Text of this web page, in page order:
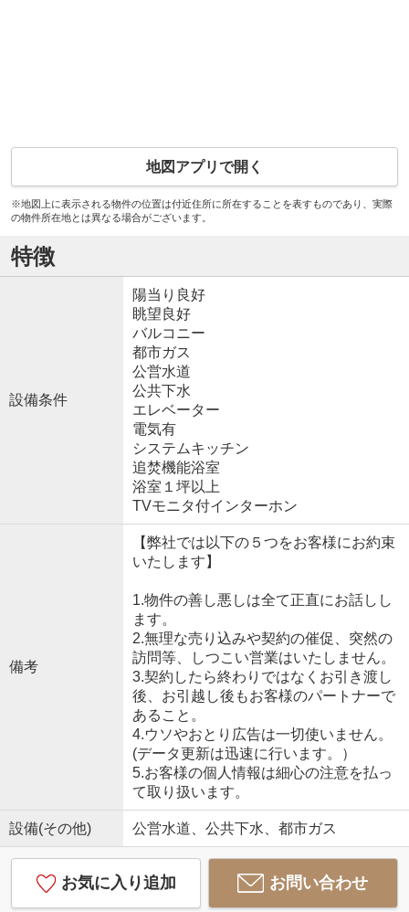
地図アプリで開く
※地図上に表示される物件の位置は付近住所に所在することを表すものであり、実際
の物件所在地とは異なる場合がございます。
特徴
設備条件
陽当り良好
眺望良好
バルコニー
都市ガス
公営水道
公共下水
エレベーター
電気有
システムキッチン
追焚機能浴室
浴室１坪以上
TVモニタ付インターホン
備考
【弊社では以下の５つをお客様にお約束
いたします】
1.物件の善し悪しは全て正直にお話しし
ます。
2.無理な売り込みや契約の催促、突然の
訪問等、しつこい営業はいたしません。
3.契約したら終わりではなくお引き渡し
後、お引越し後もお客様のパートナーで
あること。
4.ウソやおとり広告は一切使いません。
(データ更新は迅速に行います。）
5.お客様の個人情報は細心の注意を払っ
て取り扱います。
設備(その他) 公営水道、公共下水、都市ガス
お気に入り追加 お問い合わせ